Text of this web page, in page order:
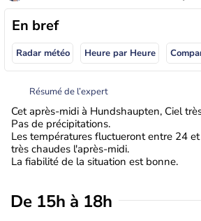
En bref
Radar météo Heure par Heure
Résumé de l’expert
Cet après-midi à Hundshaupten, Ciel
Pas de précipitations.
Les températures fluctueront entre 24
très chaudes l'après-midi.
La fiabilité de la situation est bonne.
De 15h à 18h